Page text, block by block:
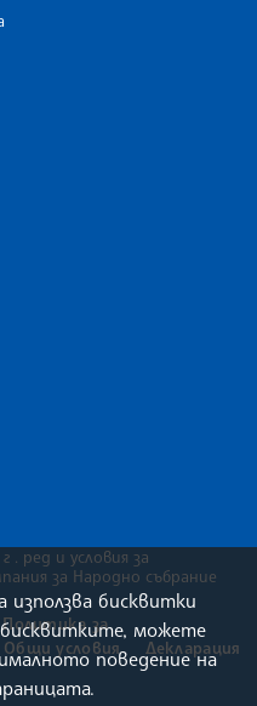
. ред и условия за
за Народно събрание
Политика за
Общи условия
Декларация
бисквитки
можете
поведение на